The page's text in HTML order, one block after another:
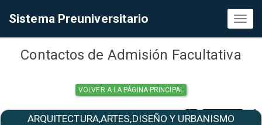
Sistema Preuniversitario
Contactos de Admisión Facultativa
VOLVER A LA PÁGINA PRINCIPAL
ARQUITECTURA,ARTES,DISEÑO Y URBANISMO